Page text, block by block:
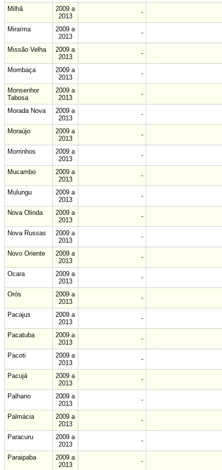
Milhã
2009 a
2013
-
Miraíma
2009 a
2013
-
Missão Velha
2009 a
2013
-
Mombaça
2009 a
2013
-
Monsenhor
Tabosa
2009 a
2013
-
Morada Nova
2009 a
2013
-
Moraújo
2009 a
2013
-
Morrinhos
2009 a
2013
-
Mucambo
2009 a
2013
-
Mulungu
2009 a
2013
-
Nova Olinda
2009 a
2013
-
Nova Russas
2009 a
2013
-
Novo Oriente
2009 a
2013
-
Ocara
2009 a
2013
-
Orós
2009 a
2013
-
Pacajus
2009 a
2013
-
Pacatuba
2009 a
2013
-
Pacoti
2009 a
2013
-
Pacujá
2009 a
2013
-
Palhano
2009 a
2013
-
Palmácia
2009 a
2013
-
Paracuru
2009 a
2013
-
Paraipaba
2009 a
2013
-